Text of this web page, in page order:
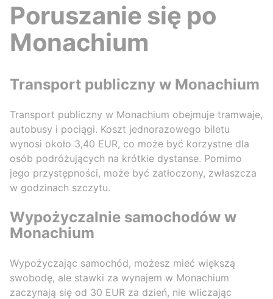
Poruszanie się po
Monachium
Transport publiczny w Monachium
Transport publiczny w Monachium obejmuje tramwaje,
autobusy i pociągi. Koszt jednorazowego biletu
wynosi około 3,40 EUR, co może być korzystne dla
osób podróżujących na krótkie dystanse. Pomimo
jego przystępności, może być zatłoczony, zwłaszcza
w godzinach szczytu.
Wypożyczalnie samochodów w
Monachium
Wypożyczając samochód, możesz mieć większą
swobodę, ale stawki za wynajem w Monachium
zaczynają się od 30 EUR za dzień, nie wliczając